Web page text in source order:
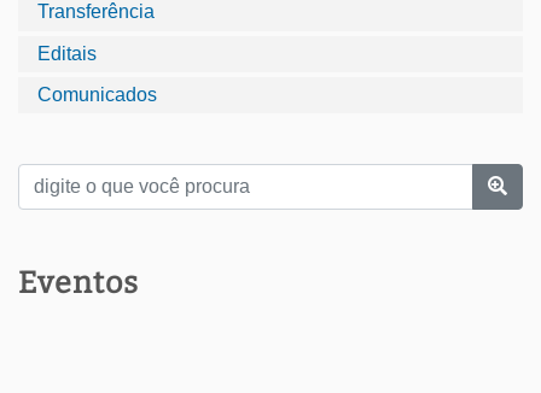
Transferência
Editais
Comunicados
Eventos